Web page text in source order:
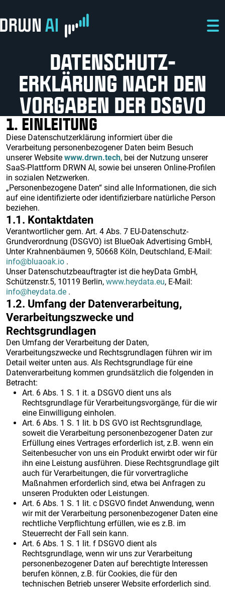
DATENSCHUTZ­
ERKLÄRUNG NACH DEN
VORGABEN DER DSGVO
1. EINLEITUNG
Diese Datenschutzerklärung informiert über die
Verarbeitung personenbezogener Daten beim Besuch
unserer Website www.drwn.tech, bei der Nutzung unserer
SaaS-Plattform DRWN AI, sowie bei unseren Online-Profilen
in sozialen Netzwerken.
„Personenbezogene Daten“ sind alle Informationen, die sich
auf eine identifizierte oder identifizierbare natürliche Person
beziehen.
1.1. Kontaktdaten
Verantwortlicher gem. Art. 4 Abs. 7 EU-Datenschutz-
Grundverordnung (DSGVO) ist BlueOak Advertising GmbH,
Unter Krahnenbäumen 9, 50668 Köln, Deutschland, E-Mail:
info@bluaoak.io .
Unser Datenschutzbeauftragter ist die heyData GmbH,
Schützenstr.5, 10119 Berlin, www.heydata.eu, E-Mail:
info@heydata.de .
1.2. Umfang der Datenverarbeitung,
Verarbeitungszwecke und
Rechtsgrundlagen
Den Umfang der Verarbeitung der Daten,
Verarbeitungszwecke und Rechtsgrundlagen führen wir im
Detail weiter unten aus. Als Rechtsgrundlage für eine
Datenverarbeitung kommen grundsätzlich die folgenden in
Betracht:
Art. 6 Abs. 1 S. 1 it. a DSGVO dient uns als
Rechtsgrundlage für Verarbeitungsvorgänge, für die wir
eine Einwilligung einholen.
Art. 6 Abs. 1 S. 1 lit. b DS GVO ist Rechtsgrundlage,
soweit die Verarbeitung personenbezogener Daten zur
Erfüllung eines Vertrages erforderlich ist, z.B. wenn ein
Seitenbesucher von uns ein Produkt erwirbt oder wir für
ihn eine Leistung ausführen. Diese Rechtsgrundlage gilt
auch für Verarbeitungen, die für vorvertragliche
Maßnahmen erforderlich sind, etwa bei Anfragen zu
unseren Produkten oder Leistungen.
Art. 6 Abs. 1 S. 1 lit. c DSGVO findet Anwendung, wenn
wir mit der Verarbeitung personenbezogener Daten eine
rechtliche Verpflichtung erfüllen, wie es z.B. im
Steuerrecht der Fall sein kann.
Art. 6 Abs. 1 S. 1 lit. f DSGVO dient als
Rechtsgrundlage, wenn wir uns zur Verarbeitung
personenbezogener Daten auf berechtigte Interessen
berufen können, z.B. für Cookies, die für den
technischen Betrieb unserer Website erforderlich sind.